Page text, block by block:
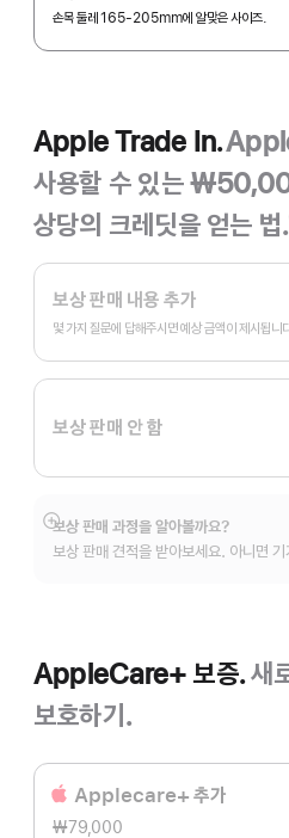
손목 둘레 165-205mm에 알맞은 사이즈.
Apple Trade In.
사용할 수 있는
상당의 크레딧을 얻는 법.
Apple
Trade
In.
보상 판매 내용 추가
몇 가지 질문에 답해주시면 예상 금액이 제시됩니
보상 판매 안 함
보상 판매 과정을 알아볼까요?
보상 판매 견적을 받아보세요. 아니면
자세히
보기
AppleCare+ 보증.새
보호하기.
Applecare+ 추가
₩79,000